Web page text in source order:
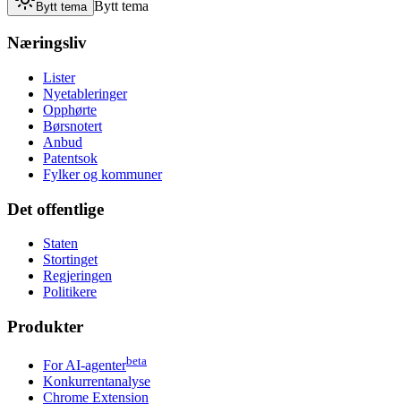
Bytt tema Bytt tema
Næringsliv
Lister
Nyetableringer
Opphørte
Børsnotert
Anbud
Patentsok
Fylker og kommuner
Det offentlige
Staten
Stortinget
Regjeringen
Politikere
Produkter
For AI-agenterbeta
Konkurrentanalyse
Chrome Extension